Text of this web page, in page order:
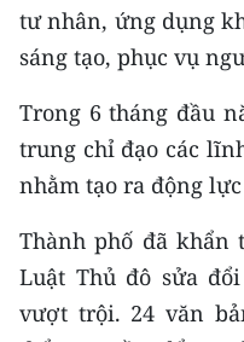
VỀ BÁO NHÂN DÂN
THỜI NAY
NHÂN DÂN CUỐI TUẦN
MUA BÁO
ĐỌC BÁO IN
tư nhân, ứng dụng
sáng tạo, phục vụ
Trong 6 tháng đầu
trung chỉ đạo các
nhằm tạo ra động
Thành phố đã
Luật Thủ đô sửa
vượt trội. 24 văn